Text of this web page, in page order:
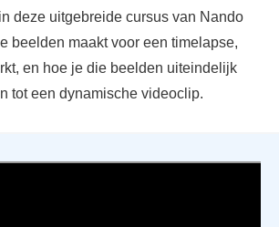
deze uitgebreide cursus van Nando
beelden maakt voor een timelapse,
en hoe je die beelden uiteindelijk
tot een dynamische videoclip.